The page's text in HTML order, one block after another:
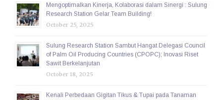
Mengoptimalkan Kinerja, Kolaborasi dalam Sinergi : Sulung
Research Station Gelar Team Building!
October 25, 2025
Sulung Research Station Sambut Hangat Delegasi Council
of Palm Oil Producing Countries (CPOPC); Inovasi Riset
Sawit Berkelanjutan
October 18, 2025
Kenali Perbedaan Gigitan Tikus & Tupai pada Tanaman